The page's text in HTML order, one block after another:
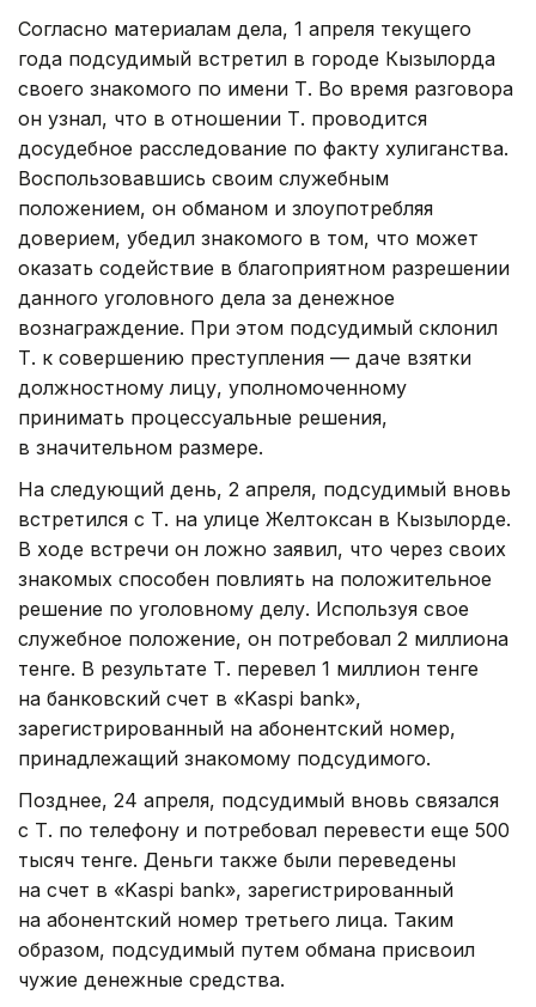
Согласно материалам дела, 1 апреля текущего
года подсудимый встретил в городе Кызылорда
своего знакомого по имени Т. Во время разговора
он узнал, что в отношении Т. проводится
досудебное расследование по факту хулиганства.
Воспользовавшись своим служебным
положением, он обманом и злоупотребляя
доверием, убедил знакомого в том, что может
оказать содействие в благоприятном разрешении
данного уголовного дела за денежное
вознаграждение. При этом подсудимый склонил
Т. к совершению преступления — даче взятки
должностному лицу, уполномоченному
принимать процессуальные решения,
в значительном размере.
На следующий день, 2 апреля, подсудимый вновь
встретился с Т. на улице Желтоксан в Кызылорде.
В ходе встречи он ложно заявил, что через своих
знакомых способен повлиять на положительное
решение по уголовному делу. Используя свое
служебное положение, он потребовал 2 миллиона
тенге. В результате Т. перевел 1 миллион тенге
на банковский счет в «Kaspi bank»,
зарегистрированный на абонентский номер,
принадлежащий знакомому подсудимого.
Позднее, 24 апреля, подсудимый вновь связался
с Т. по телефону и потребовал перевести еще 500
тысяч тенге. Деньги также были переведены
на счет в «Kaspi bank», зарегистрированный
на абонентский номер третьего лица. Таким
образом, подсудимый путем обмана присвоил
чужие денежные средства.